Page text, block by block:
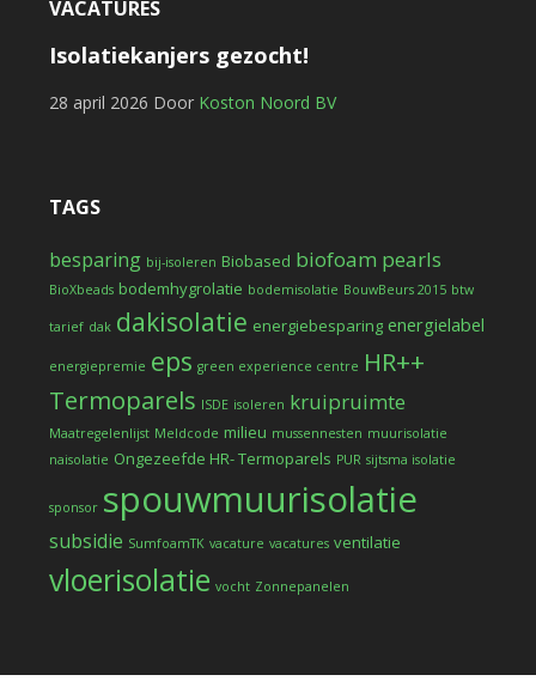
VACATURES
Isolatiekanjers gezocht!
28 april 2026 Door Koston Noord BV
TAGS
besparing bij-isoleren Biobased biofoam pearls
BioXbeads bodemhygrolatie bodemisolatie BouwBeurs 2015 btw
tarief dak dakisolatie energiebesparing energielabel
energiepremie eps green experience centre HR++
Termoparels ISDE isoleren kruipruimte
Maatregelenlijst Meldcode milieu mussennesten muurisolatie
naisolatie Ongezeefde HR- Termoparels PUR sijtsma isolatie
sponsor spouwmuurisolatie
subsidie SumfoamTK vacature vacatures ventilatie
vloerisolatie vocht Zonnepanelen